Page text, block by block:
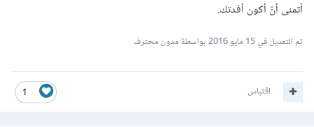
أتمنى أنّ أكون أفدتك.
تم التعديل في15 مايو 2016 بواسطة مدون محترف
1 اقتباس